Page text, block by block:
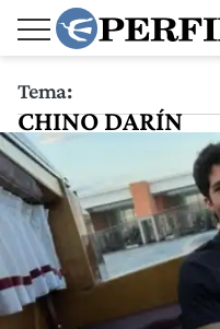
Tema:
CHINO DARÍN